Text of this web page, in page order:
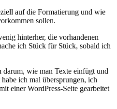
auf die Formatierung und wie
sollen.
hinterher, die vorhandenen
ich Stück für Stück, sobald ich
darum, wie man Texte einfügt und
ich mal übersprungen, ich
einer WordPress-Seite gearbeitet